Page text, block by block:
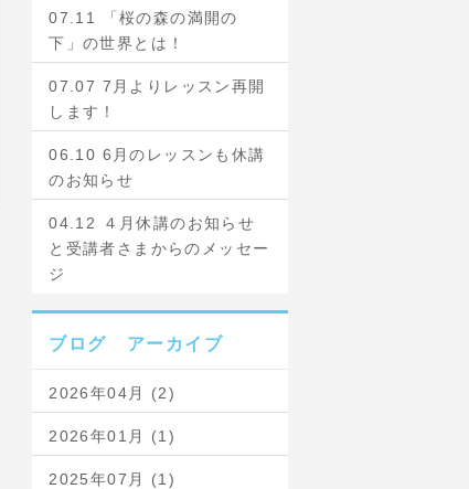
07.11 「桜の森の満開の
下」の世界とは！
07.07 7月よりレッスン再開
します！
06.10 6月のレッスンも休講
のお知らせ
04.12 ４月休講のお知らせ
と受講者さまからのメッセー
ジ
ブログ アーカイブ
2026年04月 (2)
2026年01月 (1)
2025年07月 (1)